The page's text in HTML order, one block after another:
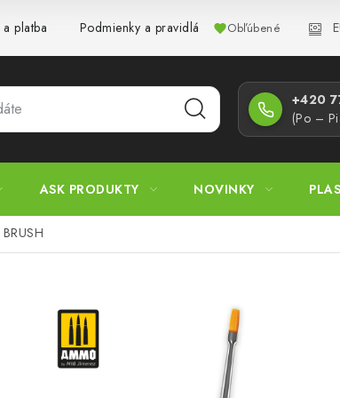
platba Podmienky a pravidlá Zásady ochrany
Obľúbené
+420
(Po –
ASK PRODUKTY NOVINKY